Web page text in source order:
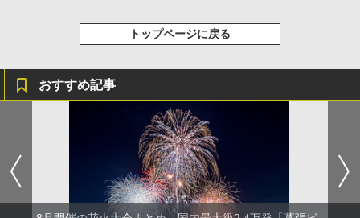
トップページに戻る
おすすめ記事